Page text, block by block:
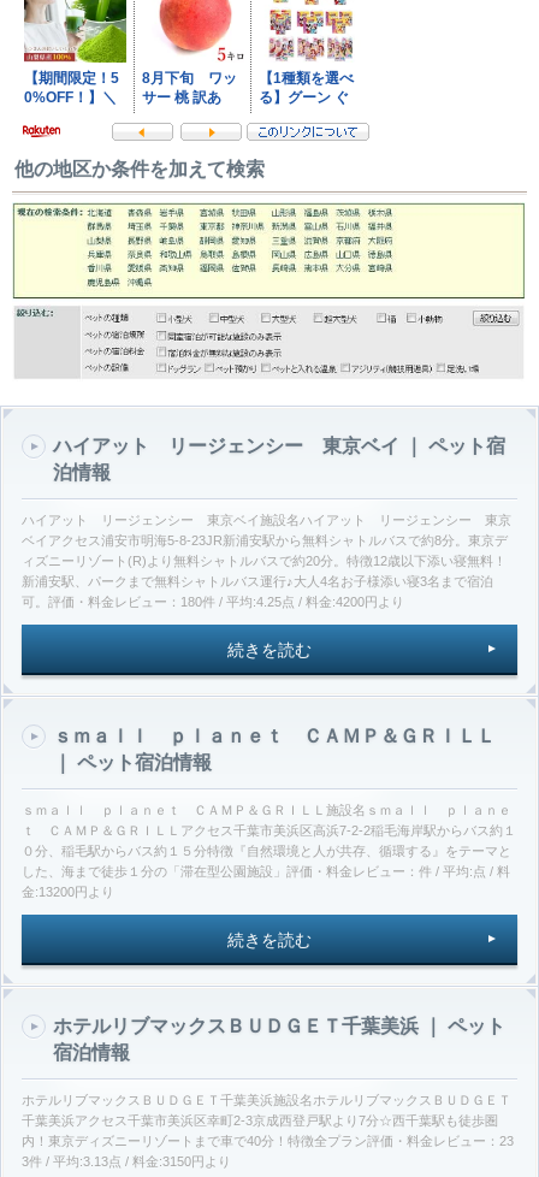
他の地区か条件を加えて検索
ハイアット リージェンシー 東京ベイ ｜ ペット宿
泊情報
ハイアット リージェンシー 東京ベイ施設名ハイアット リージェンシー 東京
ベイアクセス浦安市明海5-8-23JR新浦安駅から無料シャトルバスで約8分。東京デ
ィズニーリゾート(R)より無料シャトルバスで約20分。特徴12歳以下添い寝無料！
新浦安駅、パークまで無料シャトルバス運行♪大人4名お子様添い寝3名まで宿泊
可。評価・料金レビュー：180件 / 平均:4.25点 / 料金:4200円より
続きを読む
ｓｍａｌｌ ｐｌａｎｅｔ ＣＡＭＰ＆ＧＲＩＬＬ
｜ ペット宿泊情報
ｓｍａｌｌ ｐｌａｎｅｔ ＣＡＭＰ＆ＧＲＩＬＬ施設名ｓｍａｌｌ ｐｌａｎｅ
ｔ ＣＡＭＰ＆ＧＲＩＬＬアクセス千葉市美浜区高浜7-2-2稲毛海岸駅からバス約１
０分、稲毛駅からバス約１５分特徴『自然環境と人が共存、循環する』をテーマと
した、海まで徒歩１分の「滞在型公園施設」評価・料金レビュー：件 / 平均:点 / 料
金:13200円より
続きを読む
ホテルリブマックスＢＵＤＧＥＴ千葉美浜 ｜ ペット
宿泊情報
ホテルリブマックスＢＵＤＧＥＴ千葉美浜施設名ホテルリブマックスＢＵＤＧＥＴ
千葉美浜アクセス千葉市美浜区幸町2-3京成西登戸駅より7分☆西千葉駅も徒歩圏
内！東京ディズニーリゾートまで車で40分！特徴全プラン評価・料金レビュー：23
3件 / 平均:3.13点 / 料金:3150円より